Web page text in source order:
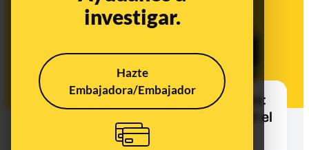
investigar.
Hazte
Embajadora/Embajador
Colores oscuros y bebidas calientes:
bulos y dudas sobre cómo combatir el
calor de la forma más eficaz